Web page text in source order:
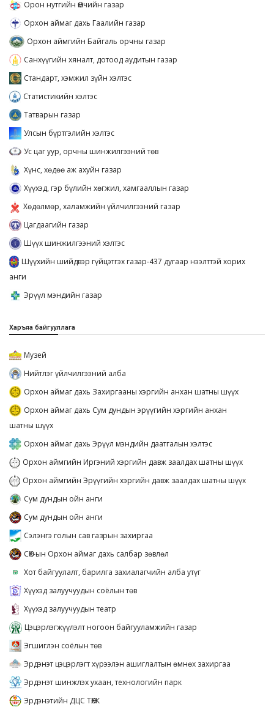
Орон нутгийн Өмчийн газар
Орхон аймаг дахь Гаалийн газар
Орхон аймгийн Байгаль орчны газар
Санхүүгийн хяналт, дотоод аудитын газар
Стандарт, хэмжил зүйн хэлтэс
Статистикийн хэлтэс
Татварын газар
Улсын бүртгэлийн хэлтэс
Ус цаг уур, орчны шинжилгээний төв
Хүнс, хөдөө аж ахуйн газар
Хүүхэд, гэр бүлийн хөгжил, хамгааллын газар
Хөдөлмөр, халамжийн үйлчилгээний газар
Цагдаагийн газар
Шүүх шинжилгээний хэлтэс
Шүүхийн шийдвэр гүйцэтгэх газар-437 дугаар нээлттэй хорих
анги
Эрүүл мэндийн газар
Харъяа байгууллага
Музей
Нийтлэг үйлчилгээний алба
Орхон аймаг дахь Захиргааны хэргийн анхан шатны шүүх
Орхон аймаг дахь Сум дундын эрүүгийн хэргийн анхан
шатны шүүх
Орхон аймаг дахь Эрүүл мэндийн даатгалын хэлтэс
Орхон аймгийн Иргэний хэргийн давж заалдах шатны шүүх
Орхон аймгийн Эрүүгийн хэргийн давж заалдах шатны шүүх
Сум дундын ойн анги
Сум дундын ойн анги
Сэлэнгэ голын сав газрын захиргаа
СӨХ-ын Орхон аймаг дахь салбар зөвлөл
Хот байгуулалт, барилга захиалагчийн алба утүг
Хүүхэд залуучуудын соёлын төв
Хүүхэд залуучуудын театр
Цэцэрлэгжүүлэлт ногоон байгууламжийн газар
Эгшиглэн соёлын төв
Эрдэнэт цэцэрлэгт хүрээлэн ашиглалтын өмнөх захиргаа
Эрдэнэт шинжлэх ухаан, технологийн парк
Эрдэнэтийн ДЦС ТӨХК